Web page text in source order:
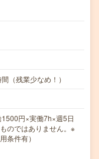
（残業少なめ！）
円×実働7h×週5日
のではありません。※
条件有）